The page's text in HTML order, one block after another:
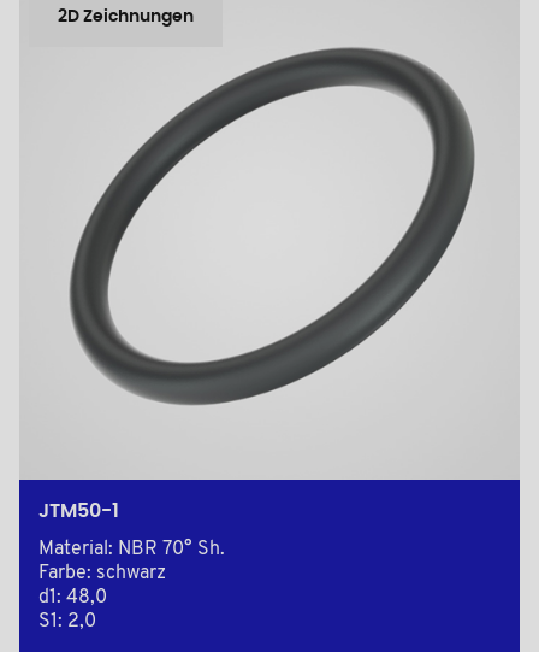
2D Zeichnungen
JTM50-1
Material: NBR 70° Sh.
Farbe: schwarz
d1: 48,0
S1: 2,0